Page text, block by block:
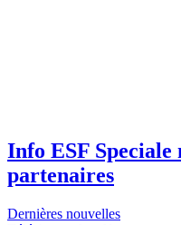
Info ESF Speciale
partenaires
Dernières nouvelles